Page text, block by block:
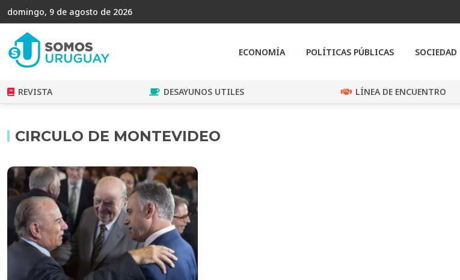
domingo, 9 de agosto de 2026
ECONOMÍA POLÍTICAS PÚBLICAS SOCIEDAD
REVISTA DESAYUNOS UTILES LÍNEA DE ENCUENTRO
CIRCULO DE MONTEVIDEO